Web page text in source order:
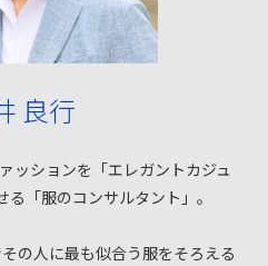
良行
ッションを「エレガントカジュ
「服のコンサルタント」。
の人に最も似合う服をそろえる